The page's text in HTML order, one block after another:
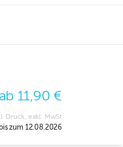
ab 11,90 €
Druck, exkl. MwSt
zum 12.08.2026